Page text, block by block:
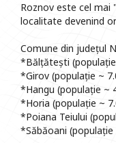
Roznov este cel
localitate devenind
Comune din județul
*Bălțătești
*Girov (populație ~
*Hangu (populație ~
*Horia (populație ~
*Poiana Teiului
*Săbăoani (populație